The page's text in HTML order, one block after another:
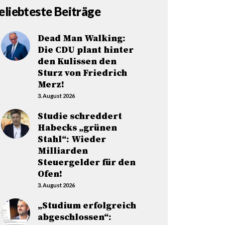
Beiträge
Dead Man Walking:
Die CDU plant hinter
den Kulissen den
Sturz von Friedrich
Merz!
3. August 2026
Studie schreddert
Habecks „grünen
Stahl“: Wieder
Milliarden
Steuergelder für den
Ofen!
3. August 2026
„Studium erfolgreich
abgeschlossen“: